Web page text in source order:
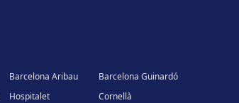
Barcelona Aribau
Barcelona Guinardó
Hospitalet
Cornellà